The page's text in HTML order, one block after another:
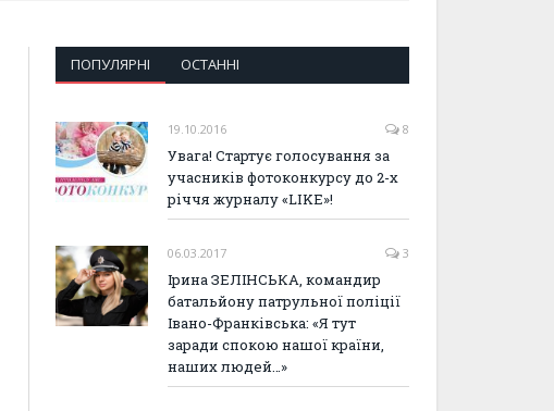
ПОПУЛЯРНІ ОСТАННІ
19.10.2016 8
Увага! Стартує голосування за
учасників фотоконкурсу до 2-х
річчя журналу «LIKE»!
06.03.2017 3
Ірина ЗЕЛІНСЬКА, командир
батальйону патрульної поліції
Івано-Франківська: «Я тут
заради спокою нашої країни,
наших людей…»